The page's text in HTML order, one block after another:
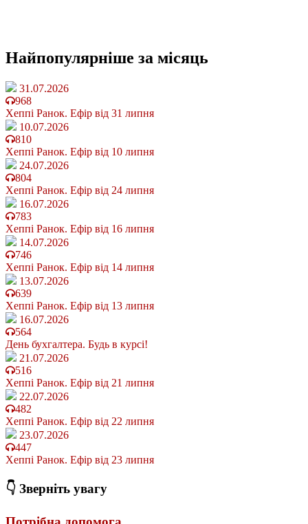
Найпопулярніше за місяць
31.07.2026
968
Хеппі Ранок. Ефір від 31 липня
10.07.2026
810
Хеппі Ранок. Ефір від 10 липня
24.07.2026
804
Хеппі Ранок. Ефір від 24 липня
16.07.2026
783
Хеппі Ранок. Ефір від 16 липня
14.07.2026
746
Хеппі Ранок. Ефір від 14 липня
13.07.2026
639
Хеппі Ранок. Ефір від 13 липня
16.07.2026
564
День бухгалтера. Будь в курсі!
21.07.2026
516
Хеппі Ранок. Ефір від 21 липня
22.07.2026
482
Хеппі Ранок. Ефір від 22 липня
23.07.2026
447
Хеппі Ранок. Ефір від 23 липня
👇 Зверніть увагу